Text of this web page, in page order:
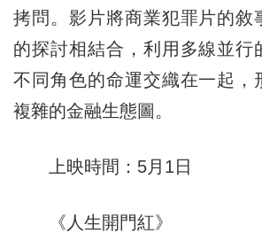
拷問。影片將商業犯罪片的敘
的探討相結合，利用多線並行
不同角色的命運交織在一起，
複雜的金融生態圖。
上映時間：5月1日
《人生開門紅》